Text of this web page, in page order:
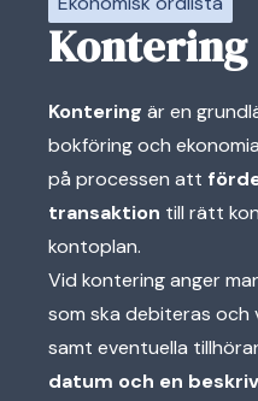
Kontering
Kontering är en
bokföring och
på processen att
transaktion till rätt
kontoplan.
Vid kontering anger
som ska debiteras och
samt eventuella
datum och en